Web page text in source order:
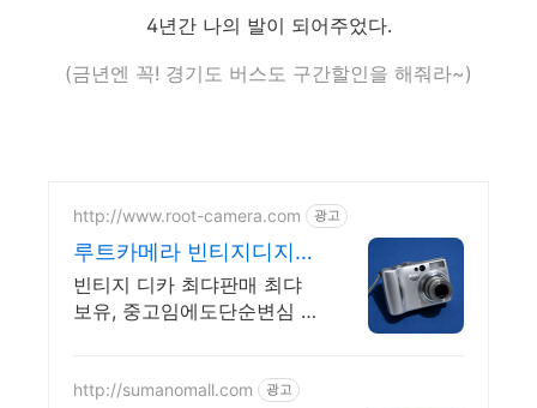
4년간 나의 발이 되어주었다.
(금년엔 꼭! 경기도 버스도 구간할인을 해줘라~)
http://www.root-camera.com 광고
루트카메라 빈티지디지털
카메라 빈티지 디카 디지
털카메라
빈티지 디카 최댜판매 최댜
보유, 중고임에도단순변심 환
입 시 적립금 5,000원
http://sumanomall.com 광고